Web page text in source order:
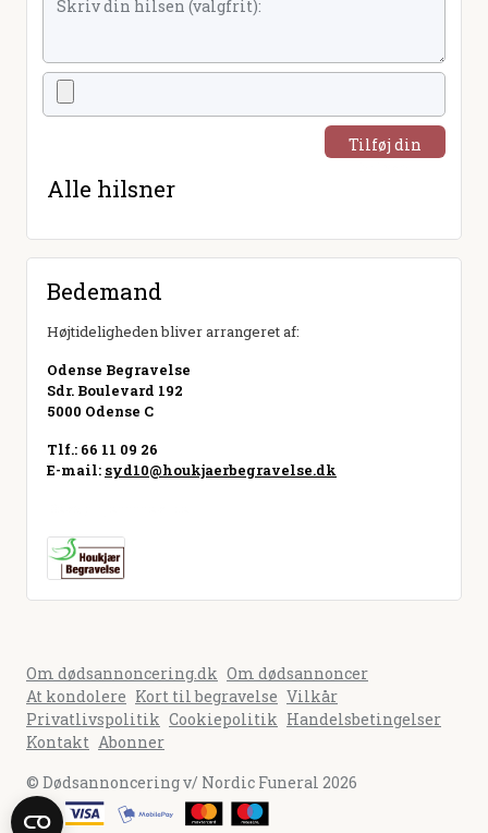
Tilføj din
Alle hilsner
Bedemand
Højtideligheden bliver arrangeret af:
Odense Begravelse
Sdr. Boulevard 192
5000 Odense C
Tlf.: 66 11 09 26
E-mail: syd10@houkjaerbegravelse.dk
Om dødsannoncering.dk Om dødsannoncer
At kondolere Kort til begravelse Vilkår
Privatlivspolitik Cookiepolitik Handelsbetingelser
Kontakt Abonner
© Dødsannoncering v/ Nordic Funeral 2026